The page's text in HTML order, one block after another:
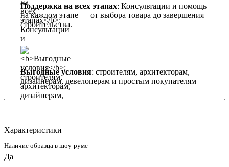
Поддержка на всех этапах: Консультации и помощь
на каждом этапе — от выбора товара до завершения
строительства.
Выгодные условия: строителям, архитекторам,
дизайнерам, девелоперам и простым покупателям
Характеристики
Наличие образца в шоу-руме
Да